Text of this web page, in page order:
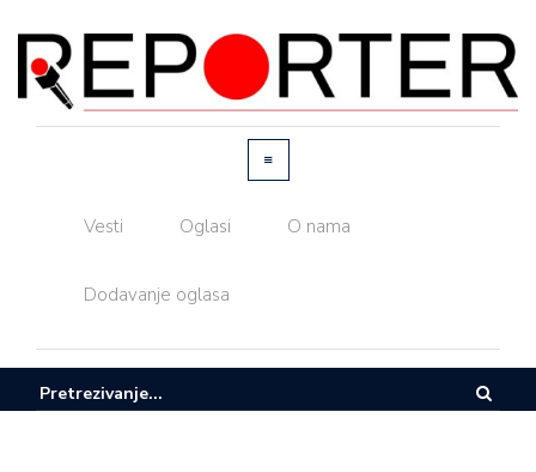
Vesti Oglasi O nama
Dodavanje oglasa